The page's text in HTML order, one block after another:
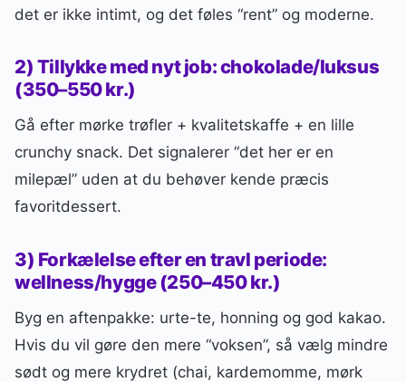
det er ikke intimt, og det føles “rent” og moderne.
2) Tillykke med nyt job: chokolade/luksus
(350–550 kr.)
Gå efter mørke trøfler + kvalitetskaffe + en lille
crunchy snack. Det signalerer “det her er en
milepæl” uden at du behøver kende præcis
favoritdessert.
3) Forkælelse efter en travl periode:
wellness/hygge (250–450 kr.)
Byg en aftenpakke: urte-te, honning og god kakao.
Hvis du vil gøre den mere “voksen”, så vælg mindre
sødt og mere krydret (chai, kardemomme, mørk